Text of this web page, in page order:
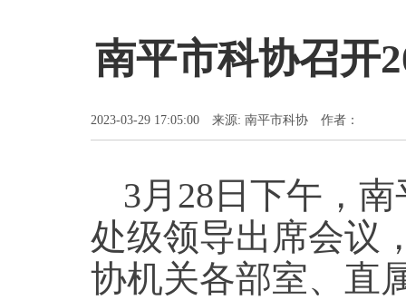
南平市科协召开
2023-03-29 17:05:00 来源: 南平市科协 作者：
3月28日下午，
处级领导出席会议
协机关各部室、直